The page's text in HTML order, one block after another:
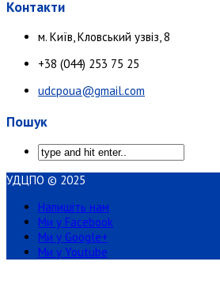
Контакти
м. Київ, Кловський узвіз, 8
+38 (044) 253 75 25
udcpoua@gmail.com
Пошук
УДЦПО © 2025
Напишіть нам
Ми у Facebook
Ми у Google+
Ми у Youtube